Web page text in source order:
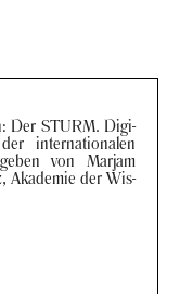
Der STURM. Di­gi­
in­ter­na­tio­na­len
von Mar­jam
Aka­de­mie der Wis­